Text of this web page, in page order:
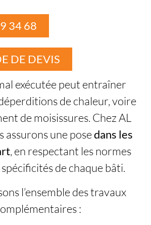
34 68
DE DEVIS
exécutée peut entraîner
de chaleur, voire
de moisissures. Chez AL
assurons une posedans les
, en respectant les normes
de chaque bâti.
l’ensemble des travaux
: